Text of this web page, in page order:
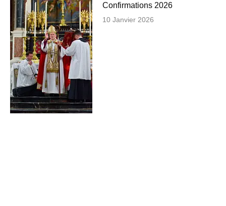
Confirmations 2026
10 Janvier 2026